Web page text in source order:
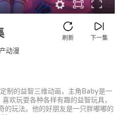
下一集
刷新
动漫
制的益智三维动画，主角Baby是一
欢玩耍各种各样有趣的益智玩具，
的玩法。他的好朋友是一只胖嘟嘟的